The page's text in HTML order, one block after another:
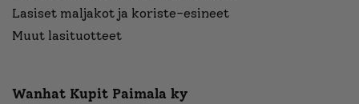
Lasiset maljakot ja koriste-esineet
Muut lasituotteet
Wanhat Kupit Paimala ky